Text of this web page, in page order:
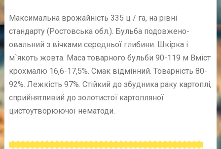
Максимальна врожайність 335 ц / га, на рівні
стандарту (Ростовська обл.). Бульба подовжено-
овальний з вічками середньої глибини. Шкірка і
м`якоть жовта. Маса товарного бульби 90-119 м Вміст
крохмалю 16,6-17,5%. Смак відмінний. Товарність 80-
92%. Лежкість 97%. Стійкий до збудника раку картоплі,
сприйнятливий до золотистої картопляної
цистоутворюючої нематоди.